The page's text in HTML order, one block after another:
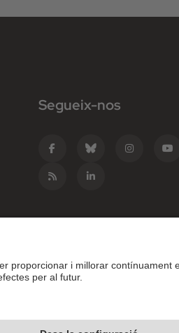
Segueix-nos